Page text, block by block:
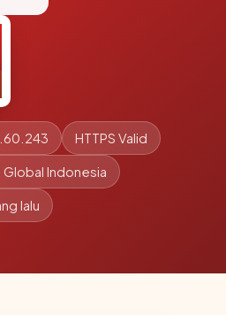
HTTPS Valid
Global Indonesia
lalu